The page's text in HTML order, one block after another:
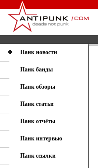
Панк новости
Панк банды
Панк обзоры
Панк статьи
Панк отчёты
Панк интервью
Панк ссылки